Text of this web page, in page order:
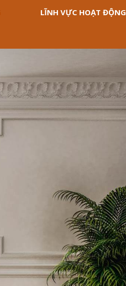
LĨNH VỰC HOẠT ĐỘNG